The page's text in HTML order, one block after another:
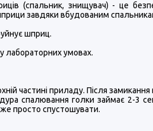
(спальник, знищувач) - це
завдяки вбудованим
шприц.
лабораторних умовах.
частині приладу. Після
спалювання голки займає 2-3
просто спустошувати.